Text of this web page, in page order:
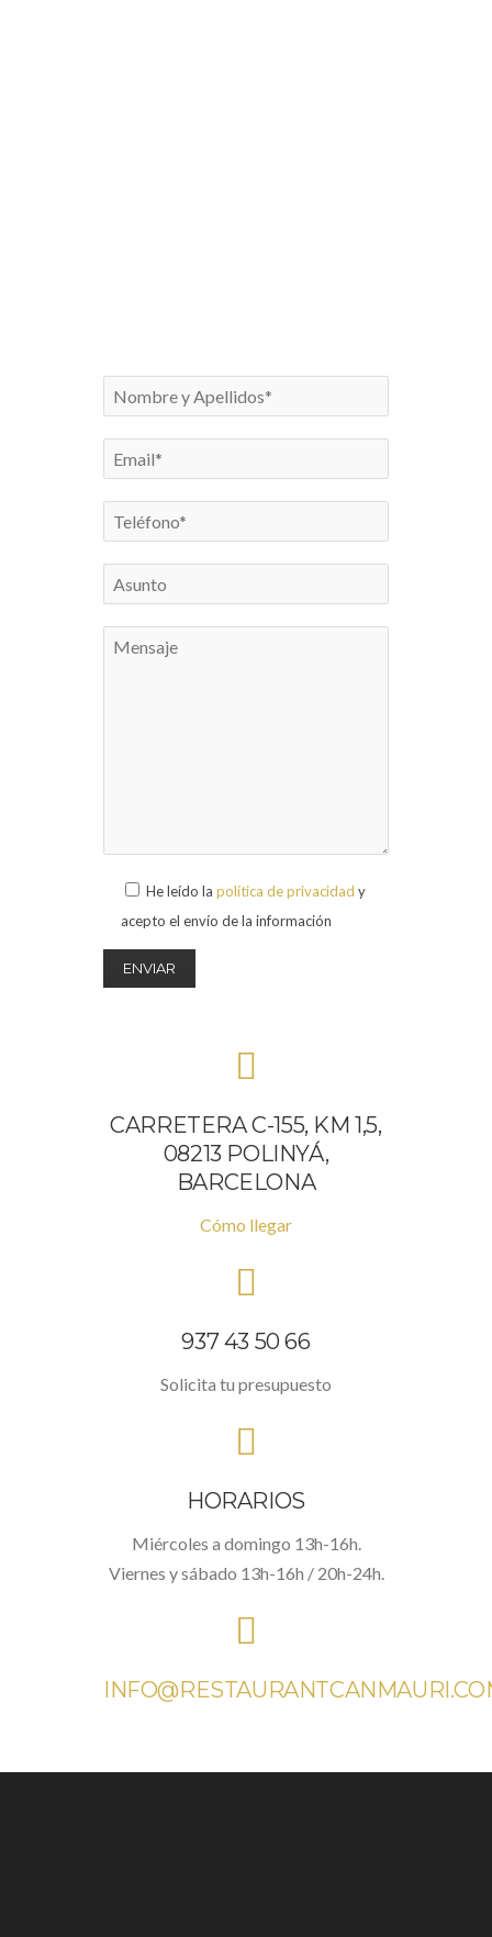
He leído la política de privacidad y
acepto el envío de la información
CARRETERA C-155, KM 1,5,
08213 POLINYÁ,
BARCELONA
Cómo llegar
937 43 50 66
Solicita tu presupuesto
HORARIOS
Miércoles a domingo 13h-16h.
Viernes y sábado 13h-16h / 20h-24h.